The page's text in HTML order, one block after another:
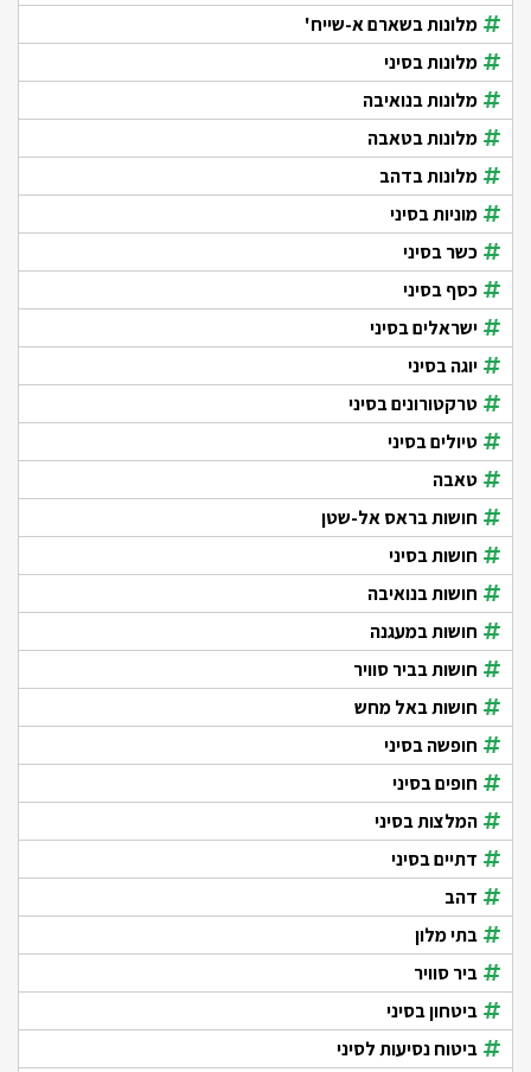
מלונות בשארם א-שייח'
מלונות בסיני
מלונות בנואיבה
מלונות בטאבה
מלונות בדהב
מוניות בסיני
כשר בסיני
כסף בסיני
ישראלים בסיני
יוגה בסיני
טרקטורונים בסיני
טיולים בסיני
טאבה
חושות בראס אל-שטן
חושות בסיני
חושות בנואיבה
חושות במעגנה
חושות בביר סוויר
חושות באל מחש
חופשה בסיני
חופים בסיני
המלצות בסיני
דתיים בסיני
דהב
בתי מלון
ביר סוויר
ביטחון בסיני
ביטוח נסיעות לסיני